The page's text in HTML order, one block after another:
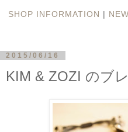
SHOP INFORMATION |
2015/06/16
KIM & ZOZI のブ